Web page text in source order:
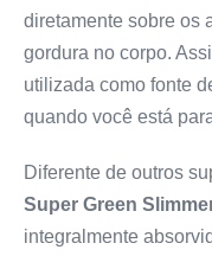
diretamente sobre os
gordura no corpo.
utilizada como fonte
quando você está
Diferente de outros
Super Green
integralmente